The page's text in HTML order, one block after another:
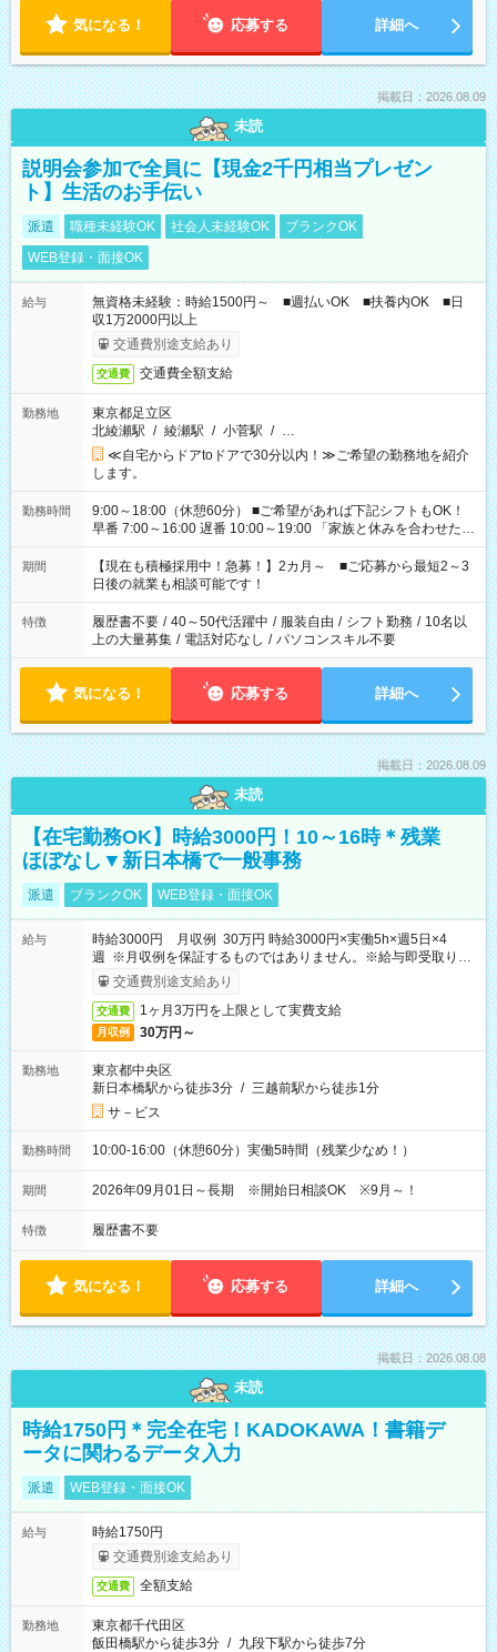
気になる！ 応募する 詳細へ
掲載日：2026.08.09
未読
説明会参加で全員に【現金2千円相当プレゼン
ト】生活のお手伝い
派遣 職種未経験OK 社会人未経験OK
ブランクOK
WEB登録・面接OK
給与
無資格未経験：時給1500円～ ■週払いOK ■扶養内OK ■日
収1万2000円以上
交通費別途支給あり
交通費 交通費全額支給
勤務地
東京都足立区
北綾瀬駅 / 綾瀬駅 / 小菅駅 / …
≪自宅からドアtoドアで30分以内！≫ご希望の勤務地を紹介
します。
勤務時間
9:00～18:00（休憩60分） ■ご希望があれば下記シフトもOK！
早番 7:00～16:00 遅番 10:00～19:00 「家族と休みを合わせた
い」 「余裕を持って夕飯の準備がしたい」 「できれば残業はし
たくない」 など、ご希望を教えてくださいね。 ※Wワーク希望
の方へ 今ご覧のお仕事で希望する勤務時間と、もう1つのお仕事
の勤務時間。 合計で週40時間を超える場合は応募できません。
期間
【現在も積極採用中！急募！】2カ月～ ■ご応募から最短2～3
日後の就業も相談可能です！
特徴 履歴書不要 / 40～50代活躍中 / 服装自由 / シフト勤務 / 10名以
上の大量募集 / 電話対応なし / パソコンスキル不要
気になる！ 応募する 詳細へ
掲載日：2026.08.09
未読
【在宅勤務OK】時給3000円！10～16時＊残業
ほぼなし▼新日本橋で一般事務
派遣 ブランクOK WEB登録・面接OK
給与
時給3000円 月収例 30万円 時給3000円×実働5h×週5日×4
週 ※月収例を保証するものではありません。※給与即受取りサ
ービス利用可（利用条件有）
交通費別途支給あり
交通費 1ヶ月3万円を上限として実費支給
月収例 30万円～
勤務地
東京都中央区
新日本橋駅から徒歩3分 / 三越前駅から徒歩1分
サ－ビス
勤務時間 10:00-16:00（休憩60分）実働5時間（残業少なめ！）
期間 2026年09月01日～長期 ※開始日相談OK ※9月～！
特徴 履歴書不要
気になる！ 応募する 詳細へ
掲載日：2026.08.08
未読
時給1750円＊完全在宅！KADOKAWA！書籍デ
ータに関わるデータ入力
派遣 WEB登録・面接OK
給与
時給1750円
交通費別途支給あり
交通費 全額支給
勤務地
東京都千代田区
飯田橋駅から徒歩3分 / 九段下駅から徒歩7分